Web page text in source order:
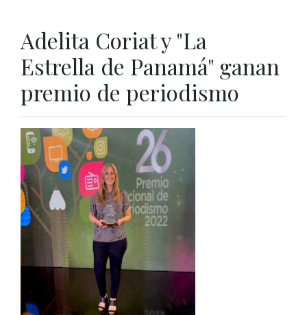
Adelita Coriat y "La
Estrella de Panamá" ganan
premio de periodismo